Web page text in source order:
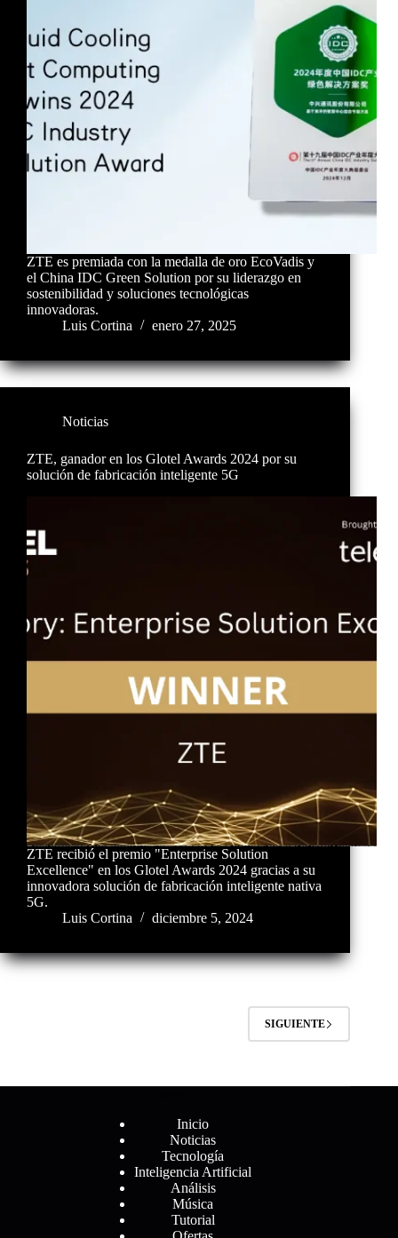
ZTE es premiada con la medalla de oro EcoVadis y
el China IDC Green Solution por su liderazgo en
sostenibilidad y soluciones tecnológicas
innovadoras.
Luis Cortina
enero 27, 2025
Noticias
ZTE, ganador en los Glotel Awards 2024 por su
solución de fabricación inteligente 5G
ZTE recibió el premio "Enterprise Solution
Excellence" en los Glotel Awards 2024 gracias a su
innovadora solución de fabricación inteligente nativa
5G.
Luis Cortina
diciembre 5, 2024
SIGUIENTE
Inicio
Noticias
Tecnología
Inteligencia Artificial
Análisis
Música
Tutorial